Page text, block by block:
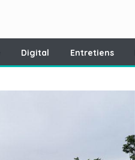
Digital Entretiens